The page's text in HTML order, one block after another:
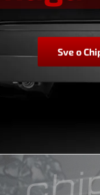
Sve o